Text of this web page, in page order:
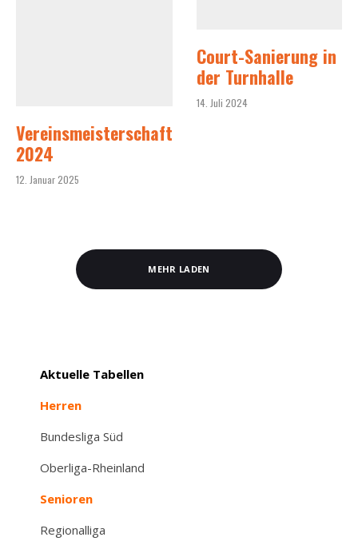
Vereinsmeisterschaft
2024
12. Januar 2025
Court-Sanierung in
der Turnhalle
14. Juli 2024
MEHR LADEN
Aktuelle Tabellen
Herren
Bundesliga Süd
Oberliga-Rheinland
Senioren
Regionalliga